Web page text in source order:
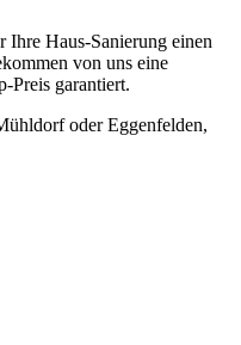
Ihre Haus-Sanierung einen
von uns eine
Preis garantiert.
oder Eggenfelden,